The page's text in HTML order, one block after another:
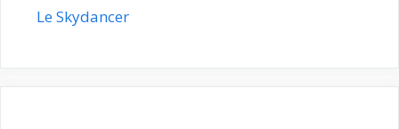
Le Skydancer